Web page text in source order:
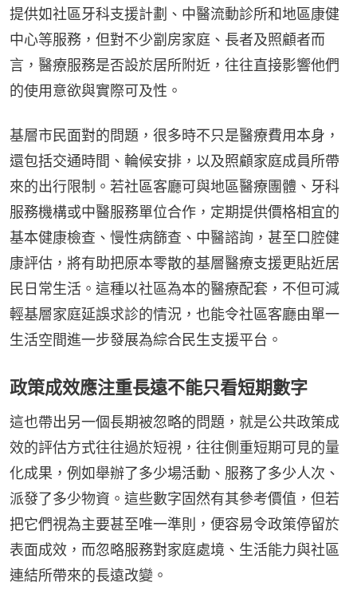
提供如社區牙科支援計劃、中醫流動診所和地區康健
中心等服務，但對不少劏房家庭、長者及照顧者而
言，醫療服務是否設於居所附近，往往直接影響他們
的使用意欲與實際可及性。
基層市民面對的問題，很多時不只是醫療費用本身，
還包括交通時間、輪候安排，以及照顧家庭成員所帶
來的出行限制。若社區客廳可與地區醫療團體、牙科
服務機構或中醫服務單位合作，定期提供價格相宜的
基本健康檢查、慢性病篩查、中醫諮詢，甚至口腔健
康評估，將有助把原本零散的基層醫療支援更貼近居
民日常生活。這種以社區為本的醫療配套，不但可減
輕基層家庭延誤求診的情況，也能令社區客廳由單一
生活空間進一步發展為綜合民生支援平台。
政策成效應注重長遠不能只看短期數字
這也帶出另一個長期被忽略的問題，就是公共政策成
效的評估方式往往過於短視，往往側重短期可見的量
化成果，例如舉辦了多少場活動、服務了多少人次、
派發了多少物資。這些數字固然有其參考價值，但若
把它們視為主要甚至唯一準則，便容易令政策停留於
表面成效，而忽略服務對家庭處境、生活能力與社區
連結所帶來的長遠改變。